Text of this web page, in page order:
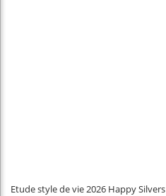
Etude style de vie 2026 Happy Silvers